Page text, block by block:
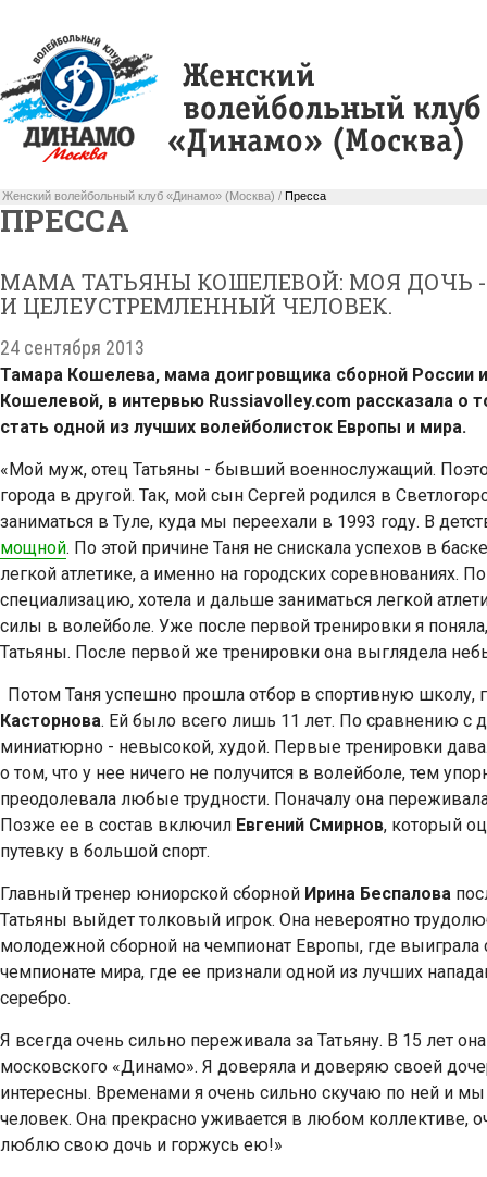
Женский волейбольный клуб «Динамо» (Москва) / Пресса
ПРЕССА
МАМА ТАТЬЯНЫ КОШЕЛЕВОЙ: МОЯ ДОЧЬ
И ЦЕЛЕУСТРЕМЛЕННЫЙ ЧЕЛОВЕК.
24 сентября 2013
Тамара Кошелева, мама доигровщика сборной России
Кошелевой, в интервью Russiavolley.com рассказала о
стать одной из лучших волейболисток Европы и мира.
«Мой муж, отец Татьяны - бывший военнослужащий.
города в другой. Так, мой сын Сергей родился в
заниматься в Туле, куда мы переехали в 1993 году. В
мощной. По этой причине Таня не снискала успехов в
легкой атлетике, а именно на городских соревнованиях.
специализацию, хотела и дальше заниматься легкой
силы в волейболе. Уже после первой тренировки я
Татьяны. После первой же тренировки она выглядела
Потом Таня успешно прошла отбор в спортивную школу,
Касторнова. Ей было всего лишь 11 лет. По сравнению с
миниатюрно - невысокой, худой. Первые тренировки
о том, что у нее ничего не получится в волейболе, тем
преодолевала любые трудности. Поначалу она
Позже ее в состав включил Евгений Смирнов, который
путевку в большой спорт.
Главный тренер юниорской сборной Ирина Беспалова
Татьяны выйдет толковый игрок. Она невероятно
молодежной сборной на чемпионат Европы, где
чемпионате мира, где ее признали одной из лучших
серебро.
Я всегда очень сильно переживала за Татьяну. В 15 лет
московского «Динамо». Я доверяла и доверяю своей
интересны. Временами я очень сильно скучаю по ней и
человек. Она прекрасно уживается в любом коллективе,
люблю свою дочь и горжусь ею!»